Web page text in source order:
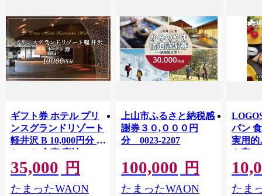
ギフト券 ホテル プリ
ンスグランドリゾート
軽井沢 B 10,000円分 チ
ケット 食事 宿泊
35,000 円
たまったWAON
上山市ふるさと納税感
謝券３０,０００円
分 0023-2207
100,000 円
たまったWAON
パン
実用的
も家
たま